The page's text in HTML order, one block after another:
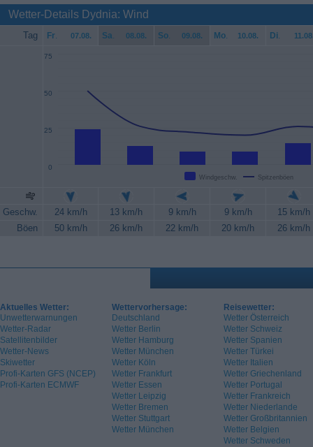
Wetter-Details Dydnia: Wind
Tag Fr. 07.08. Sa. 08.08. So. 09.08. Mo. 10.08. Di.
Windgeschw. Spitzenböen
0
25
50
75
Geschw. 24 km/h 13 km/h 9 km/h 9 km/h
15 km/h
Böen
50 km/h 26 km/h 22 km/h 20 km/h 26 km/h
Aktuelles Wetter:
Unwetterwarnungen
Wetter-Radar
Satellitenbilder
Wetter-News
Skiwetter
Profi-Karten GFS (NCEP)
Profi-Karten ECMWF
Wettervorhersage:
Deutschland
Wetter Berlin
Wetter Hamburg
Wetter München
Wetter Köln
Wetter Frankfurt
Wetter Essen
Wetter Leipzig
Wetter Bremen
Wetter Stuttgart
Wetter München
Reisewetter:
Wetter Österreich
Wetter Schweiz
Wetter Spanien
Wetter Türkei
Wetter Italien
Wetter Griechenland
Wetter Portugal
Wetter Frankreich
Wetter Niederlande
Wetter Großbritannien
Wetter Belgien
Wetter Schweden